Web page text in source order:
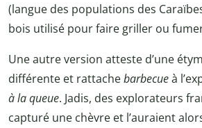
(langue des populations des
bois utilisé pour faire griller ou
Une autre version atteste d’une
différente et rattachebarbecueà
à la queue. Jadis, des explorateurs
capturé une chèvre et l’auraient